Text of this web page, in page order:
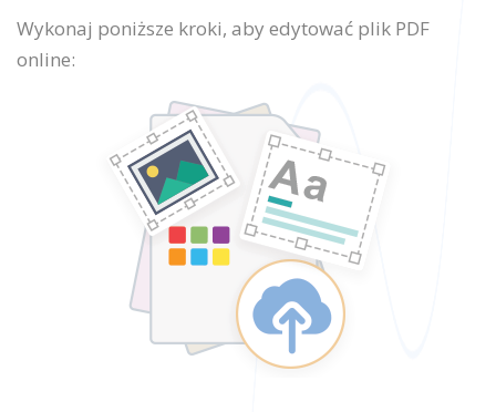
Wykonaj poniższe kroki, aby edytować plik PDF
online: